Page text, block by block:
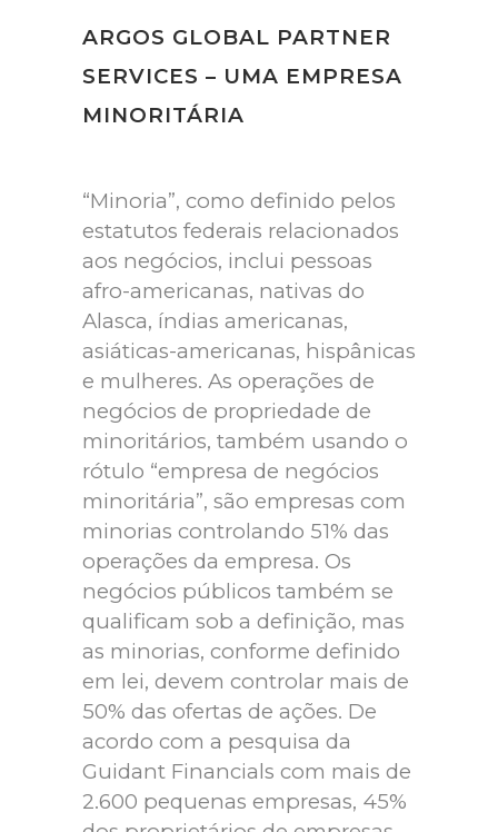
ARGOS GLOBAL PARTNER
SERVICES – UMA EMPRESA
MINORITÁRIA
“Minoria”, como definido pelos
estatutos federais relacionados
aos negócios, inclui pessoas
afro-americanas, nativas do
Alasca, índias americanas,
asiáticas-americanas, hispânicas
e mulheres. As operações de
negócios de propriedade de
minoritários, também usando o
rótulo “empresa de negócios
minoritária”, são empresas com
minorias controlando 51% das
operações da empresa. Os
negócios públicos também se
qualificam sob a definição, mas
as minorias, conforme definido
em lei, devem controlar mais de
50% das ofertas de ações. De
acordo com a pesquisa da
Guidant Financials com mais de
2.600 pequenas empresas, 45%